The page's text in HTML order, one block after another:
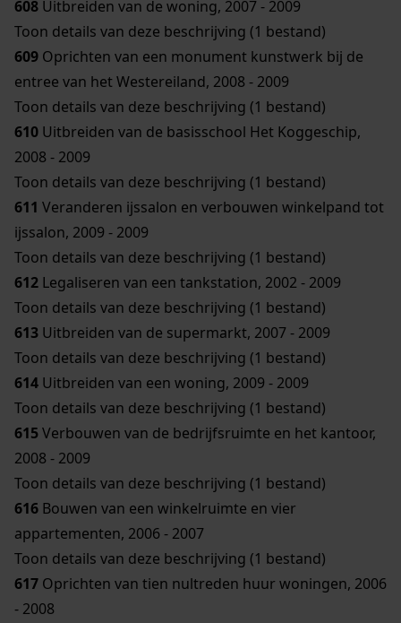
608 Uitbreiden van de woning, 2007 - 2009
Toon details van deze beschrijving (1 bestand)
609 Oprichten van een monument kunstwerk bij de
entree van het Westereiland, 2008 - 2009
Toon details van deze beschrijving (1 bestand)
610 Uitbreiden van de basisschool Het Koggeschip,
2008 - 2009
Toon details van deze beschrijving (1 bestand)
611 Veranderen ijssalon en verbouwen winkelpand tot
ijssalon, 2009 - 2009
Toon details van deze beschrijving (1 bestand)
612 Legaliseren van een tankstation, 2002 - 2009
Toon details van deze beschrijving (1 bestand)
613 Uitbreiden van de supermarkt, 2007 - 2009
Toon details van deze beschrijving (1 bestand)
614 Uitbreiden van een woning, 2009 - 2009
Toon details van deze beschrijving (1 bestand)
615Verbouwen van de bedrijfsruimte en het kantoor,
2008 - 2009
Toon details van deze beschrijving (1 bestand)
616 Bouwen van een winkelruimte en vier
appartementen, 2006 - 2007
Toon details van deze beschrijving (1 bestand)
617 Oprichten van tien nultreden huur woningen, 2006
- 2008